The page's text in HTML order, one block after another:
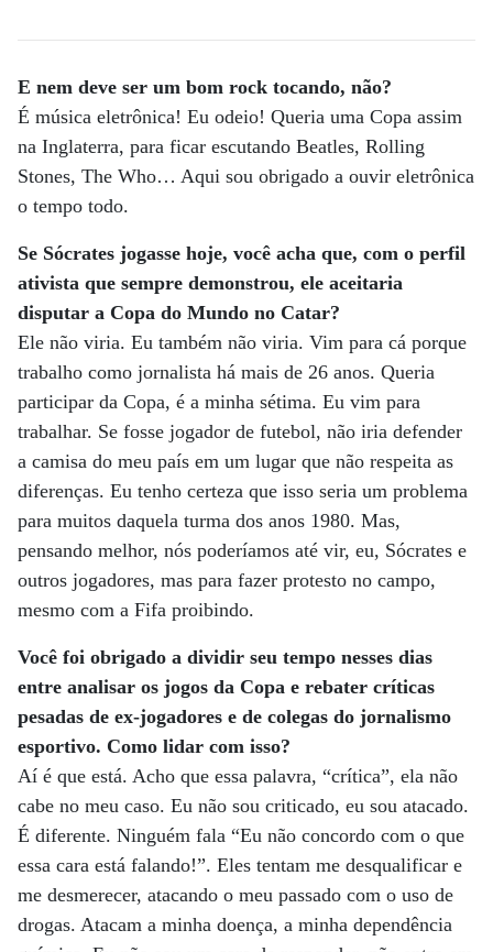
E nem deve ser um bom rock tocando, não?
É música eletrônica! Eu odeio! Queria uma Copa assim
na Inglaterra, para ficar escutando Beatles, Rolling
Stones, The Who… Aqui sou obrigado a ouvir eletrônica
o tempo todo.
Se Sócrates jogasse hoje, você acha que, com o perfil
ativista que sempre demonstrou, ele aceitaria
disputar a Copa do Mundo no Catar?
Ele não viria. Eu também não viria. Vim para cá porque
trabalho como jornalista há mais de 26 anos. Queria
participar da Copa, é a minha sétima. Eu vim para
trabalhar. Se fosse jogador de futebol, não iria defender
a camisa do meu país em um lugar que não respeita as
diferenças. Eu tenho certeza que isso seria um problema
para muitos daquela turma dos anos 1980. Mas,
pensando melhor, nós poderíamos até vir, eu, Sócrates e
outros jogadores, mas para fazer protesto no campo,
mesmo com a Fifa proibindo.
Você foi obrigado a dividir seu tempo nesses dias
entre analisar os jogos da Copa e rebater críticas
pesadas de ex-jogadores e de colegas do jornalismo
esportivo. Como lidar com isso?
Aí é que está. Acho que essa palavra, “crítica”, ela não
cabe no meu caso. Eu não sou criticado, eu sou atacado.
É diferente. Ninguém fala “Eu não concordo com o que
essa cara está falando!”. Eles tentam me desqualificar e
me desmerecer, atacando o meu passado com o uso de
drogas. Atacam a minha doença, a minha dependência